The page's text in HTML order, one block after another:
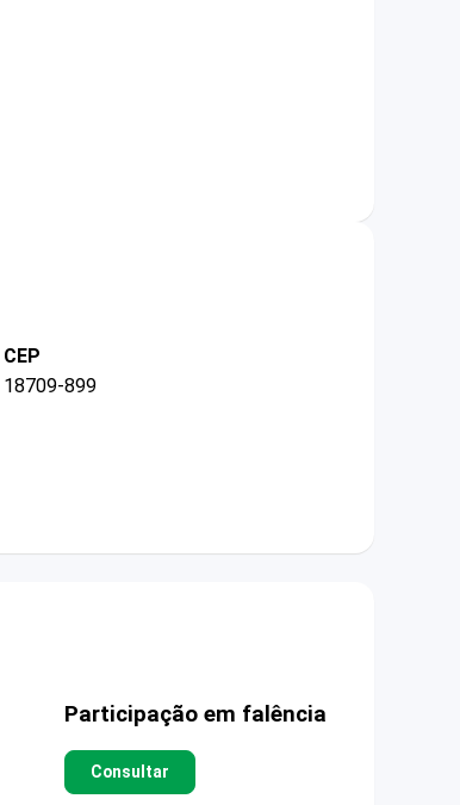
CEP
18709-899
Participação em falência
Consultar